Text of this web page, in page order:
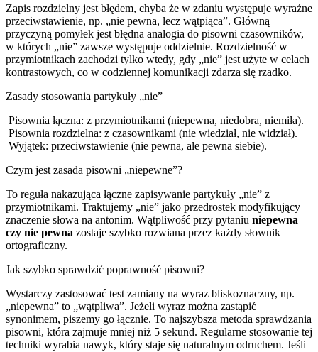
Zapis rozdzielny jest błędem, chyba że w zdaniu występuje wyraźne
przeciwstawienie, np. „nie pewna, lecz wątpiąca”. Główną
przyczyną pomyłek jest błędna analogia do pisowni czasowników,
w których „nie” zawsze występuje oddzielnie. Rozdzielność w
przymiotnikach zachodzi tylko wtedy, gdy „nie” jest użyte w celach
kontrastowych, co w codziennej komunikacji zdarza się rzadko.
Zasady stosowania partykuły „nie”
Pisownia łączna: z przymiotnikami (niepewna, niedobra, niemiła).
Pisownia rozdzielna: z czasownikami (nie wiedział, nie widział).
Wyjątek: przeciwstawienie (nie pewna, ale pewna siebie).
Czym jest zasada pisowni „niepewne”?
To reguła nakazująca łączne zapisywanie partykuły „nie” z
przymiotnikami. Traktujemy „nie” jako przedrostek modyfikujący
znaczenie słowa na antonim. Wątpliwość przy pytaniu niepewna
czy nie pewna zostaje szybko rozwiana przez każdy słownik
ortograficzny.
Jak szybko sprawdzić poprawność pisowni?
Wystarczy zastosować test zamiany na wyraz bliskoznaczny, np.
„niepewna” to „wątpliwa”. Jeżeli wyraz można zastąpić
synonimem, piszemy go łącznie. To najszybsza metoda sprawdzania
pisowni, która zajmuje mniej niż 5 sekund. Regularne stosowanie tej
techniki wyrabia nawyk, który staje się naturalnym odruchem. Jeśli